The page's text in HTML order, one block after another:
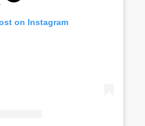
on Instagram